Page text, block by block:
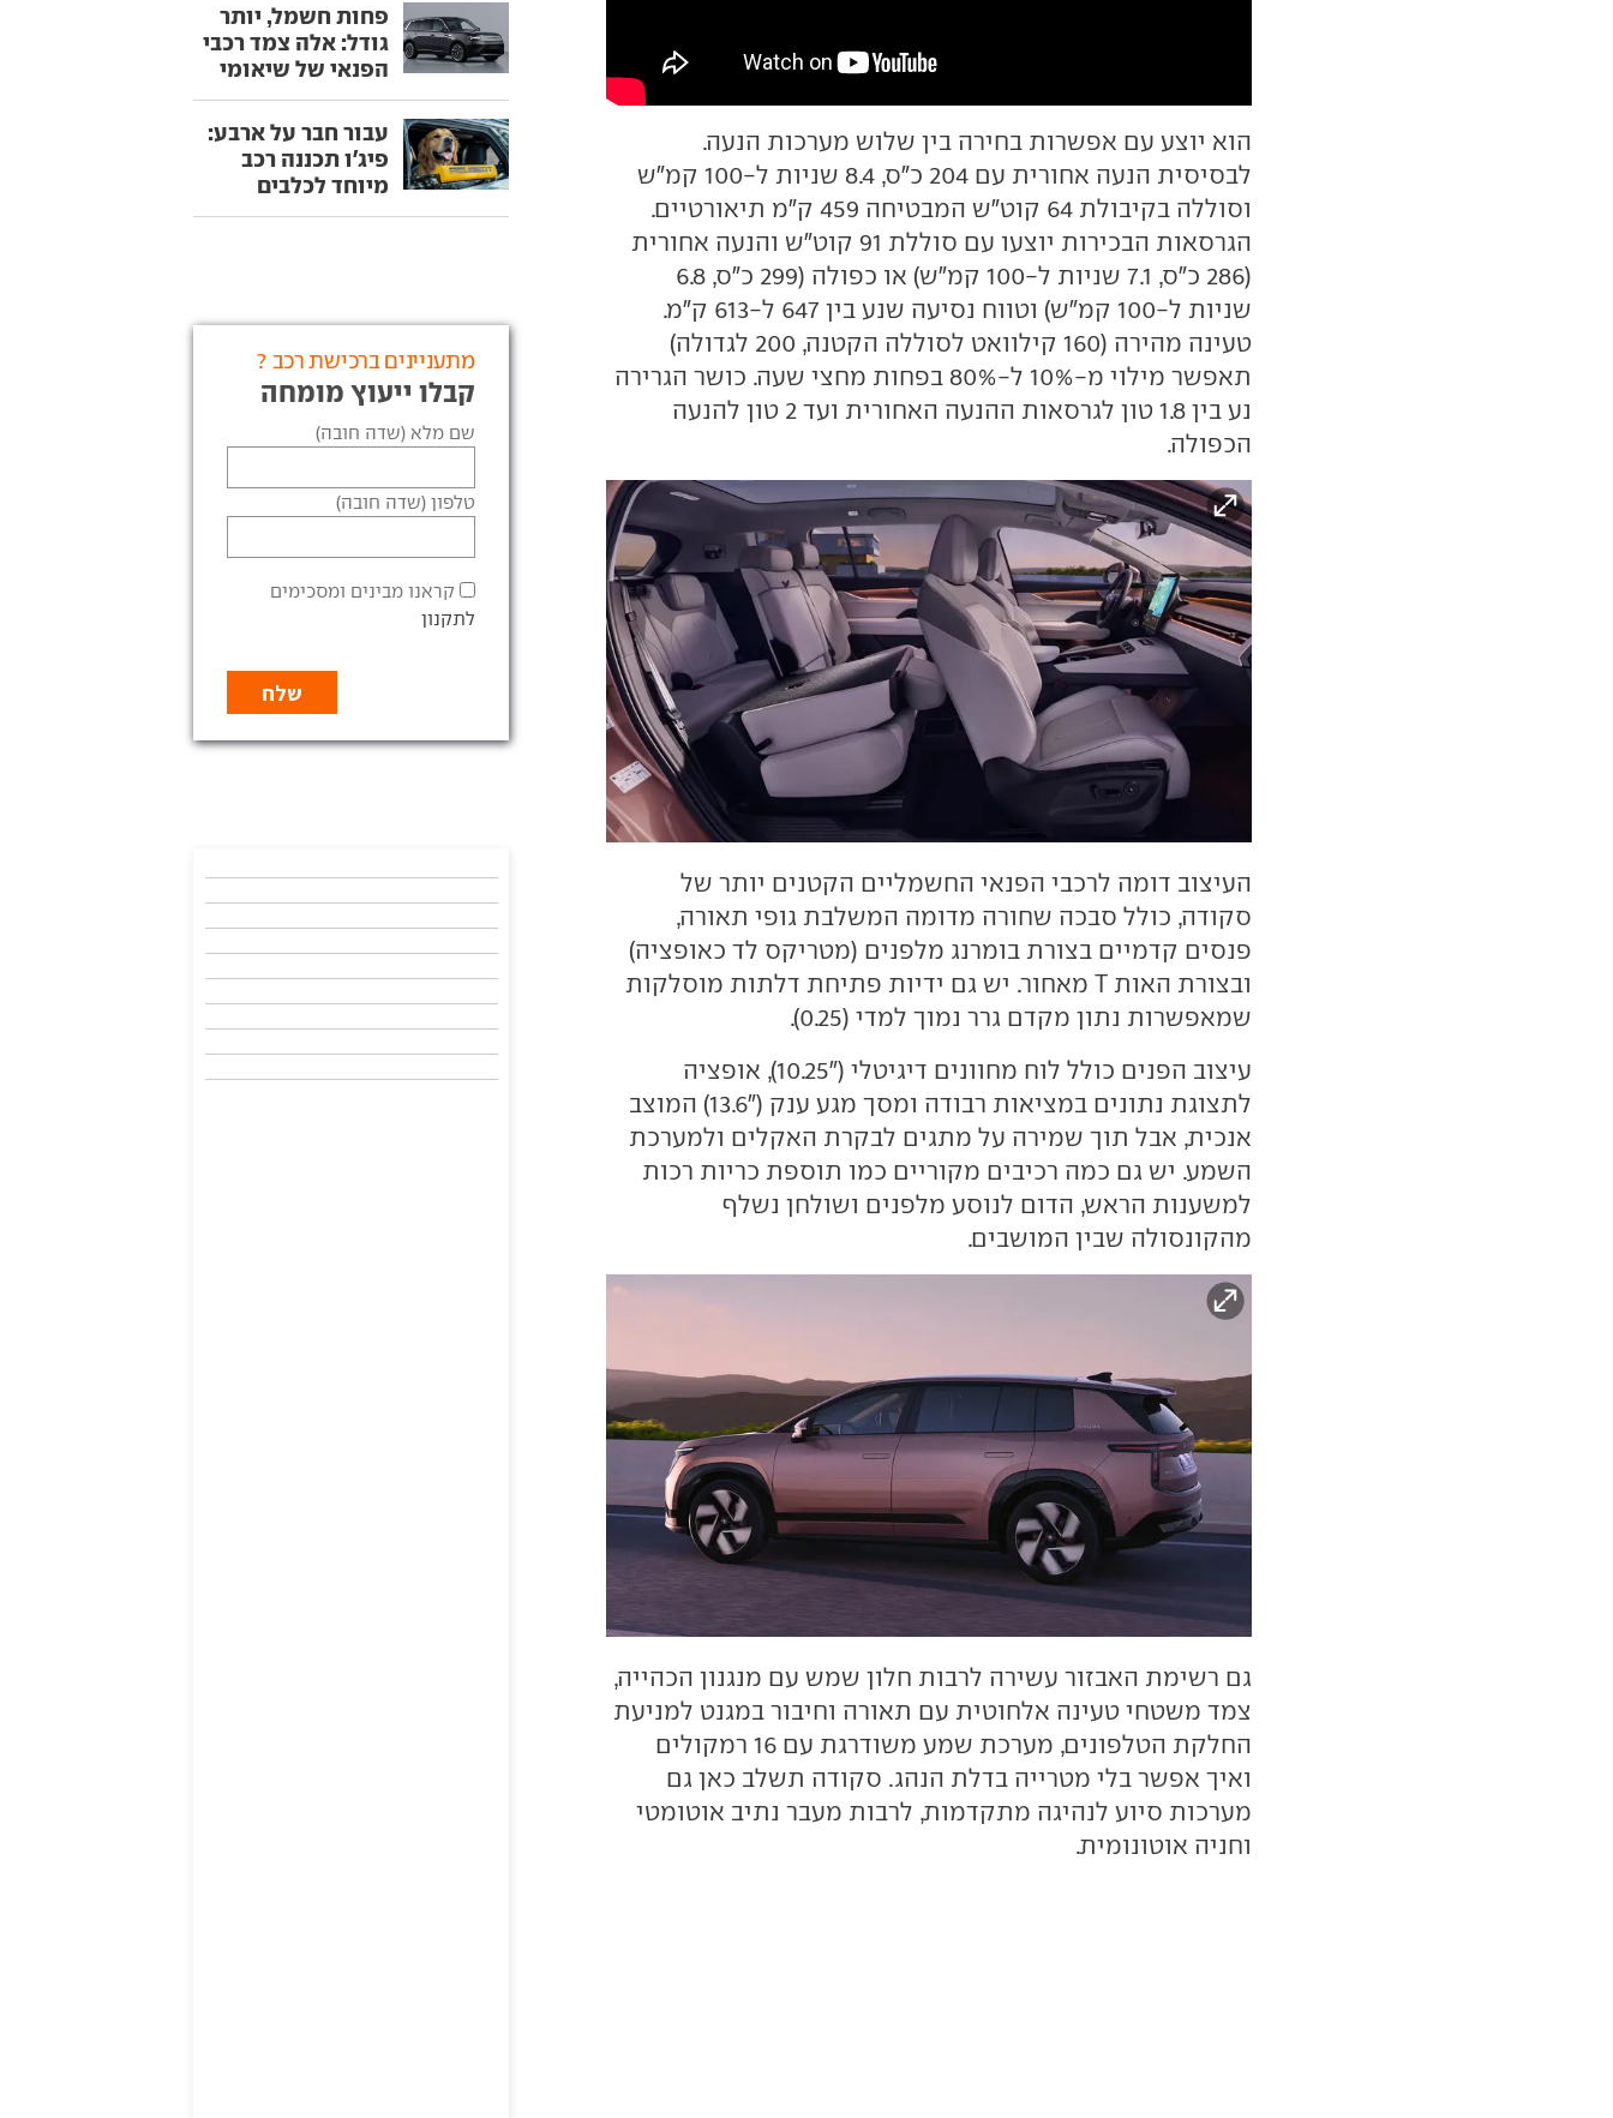
הוא יוצע עם אפשרות בחירה בין שלוש מערכות הנעה.
לבסיסית הנעה אחורית עם 204 כ"ס, 8.4 שניות ל-100 קמ"ש
וסוללה בקיבולת 64 קוט"ש המבטיחה 459 ק"מ תיאורטיים.
הגרסאות הבכירות יוצעו עם סוללת 91 קוט"ש והנעה אחורית
(286 כ"ס, 7.1 שניות ל-100 קמ"ש) או כפולה (299 כ"ס, 6.8
שניות ל-100 קמ"ש) וטווח נסיעה שנע בין 647 ל-613 ק"מ.
טעינה מהירה (160 קילוואט לסוללה הקטנה, 200 לגדולה)
תאפשר מילוי מ-10% ל-80% בפחות מחצי שעה. כושר הגרירה
נע בין 1.8 טון לגרסאות ההנעה האחורית ועד 2 טון להנעה
הכפולה.
העיצוב דומה לרכבי הפנאי החשמליים הקטנים יותר של
סקודה, כולל סבכה שחורה מדומה המשלבת גופי תאורה,
פנסים קדמיים בצורת בומרנג מלפנים (מטריקס לד כאופציה)
ובצורת האות T מאחור. יש גם ידיות פתיחת דלתות מוסלקות
שמאפשרות נתון מקדם גרר נמוך למדי (0.25).
עיצוב הפנים כולל לוח מחוונים דיגיטלי ("10.25), אופציה
לתצוגת נתונים במציאות רבודה ומסך מגע ענק ("13.6) המוצב
אנכית, אבל תוך שמירה על מתגים לבקרת האקלים ולמערכת
השמע. יש גם כמה רכיבים מקוריים כמו תוספת כריות רכות
למשענות הראש, הדום לנוסע מלפנים ושולחן נשלף
מהקונסולה שבין המושבים.
גם רשימת האבזור עשירה לרבות חלון שמש עם מנגנון הכהייה,
צמד משטחי טעינה אלחוטית עם תאורה וחיבור במגנט למניעת
החלקת הטלפונים, מערכת שמע משודרגת עם 16 רמקולים
ואיך אפשר בלי מטרייה בדלת הנהג. סקודה תשלב כאן גם
מערכות סיוע לנהיגה מתקדמות, לרבות מעבר נתיב אוטומטי
וחניה אוטונומית.
פחות חשמל, יותר
גודל: אלה צמד רכבי
הפנאי של שיאומי
עבור חבר על ארבע:
פיג'ו תכננה רכב
מיוחד לכלבים
מתעניינים ברכישת רכב ?
קבלו ייעוץ מומחה
שם מלא (שדה חובה)
טלפון (שדה חובה)
קראנו מבינים ומסכימים
לתקנון